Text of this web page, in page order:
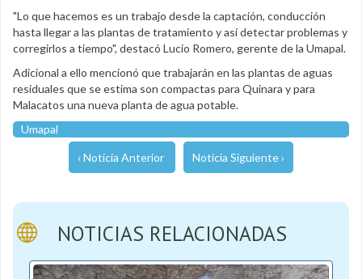
"Lo que hacemos es un trabajo desde la captación, conducción
hasta llegar a las plantas de tratamiento y así detectar problemas y
corregirlos a tiempo", destacó Lucio Romero, gerente de la Umapal.
Adicional a ello mencionó que trabajarán en las plantas de aguas
residuales que se estima son compactas para Quinara y para
Malacatos una nueva planta de agua potable.
Umapal
‹ Noticia Anterior Noticia Siguiente ›
NOTICIAS RELACIONADAS